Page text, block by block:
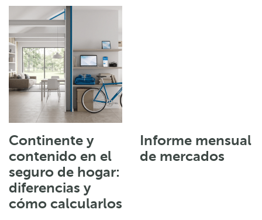
Continente y
contenido en el
seguro de hogar:
diferencias y
cómo calcularlos
Informe mensual
de mercados